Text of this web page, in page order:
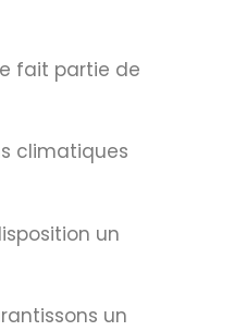
fait partie de
climatiques
un
un